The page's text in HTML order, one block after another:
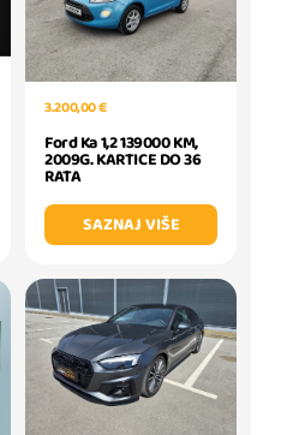
3.200,00 €
Ford Ka 1,2 139000 KM,
2009G. KARTICE DO 36
RATA
SAZNAJ VIŠE